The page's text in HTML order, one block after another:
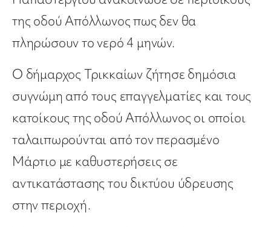
της οδού Απόλλωνος πως δεν θα
πληρώσουν το νερό 4 μηνών.
Ο δήμαρχος Τρικκαίων ζήτησε δημόσια
συγνώμη από τους επαγγελματίες και τους
κατοίκους της οδού Απόλλωνος οι οποίοι
ταλαιπωρούνται από τον περασμένο
Μάρτιο με καθυστερήσεις σε
αντικατάστασης του δικτύου ύδρευσης
στην περιοχή.